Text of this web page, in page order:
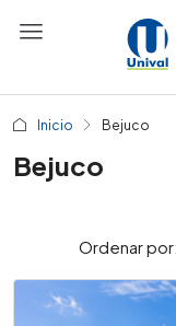
Inicio Bejuco
Bejuco
Ordenar por: